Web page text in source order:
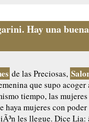
Hay una
de las Preciosas,
que supo acoger
tiempo, las
haya mujeres con
les llegue. Dice